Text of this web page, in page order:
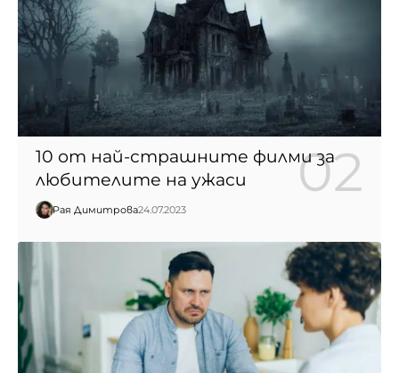
10 от най-страшните филми за
любителите на ужаси
Рая Димитрова24.07.2023